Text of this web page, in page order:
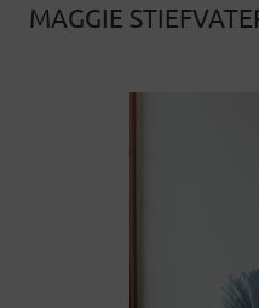
MAGGIE